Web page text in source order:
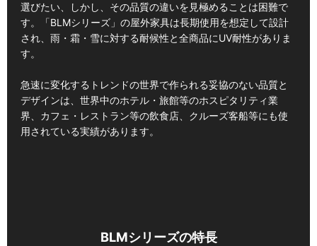
選びたい、しかし、その品質の違いを見極めることは困難で
す。「BLMシリーズ」の屋外家具は長期使用を想定して設計
され、雨・霜・雪に対する耐候性と全商品にUV耐性がありま
す。
急速に変化するトレンドの世界で作られる妥協のない品質と
デザインは、世界中のホテル・旅館等のホスピタリティ業
界、カフェ・レストラン等の飲食店、クルーズ客船等にも使
用されている実績があります。
BLMシリーズの特長